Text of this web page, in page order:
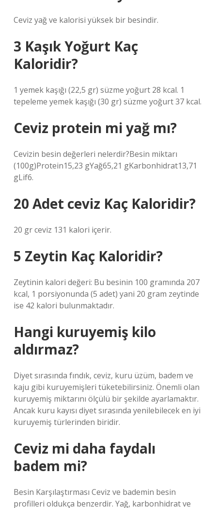
Ceviz yağ ve kalorisi yüksek bir besindir.
3 Kaşık Yoğurt Kaç
Kaloridir?
1 yemek kaşığı (22,5 gr) süzme yoğurt 28 kcal. 1
tepeleme yemek kaşığı (30 gr) süzme yoğurt 37 kcal.
Ceviz protein mi yağ mı?
Cevizin besin değerleri nelerdir?Besin miktarı
(100g)Protein15,23 gYağ65,21 gKarbonhidrat13,71
gLif6.
20 Adet ceviz Kaç Kaloridir?
20 gr ceviz 131 kalori içerir.
5 Zeytin Kaç Kaloridir?
Zeytinin kalori değeri: Bu besinin 100 gramında 207
kcal, 1 porsiyonunda (5 adet) yani 20 gram zeytinde
ise 42 kalori bulunmaktadır.
Hangi kuruyemiş kilo
aldırmaz?
Diyet sırasında fındık, ceviz, kuru üzüm, badem ve
kaju gibi kuruyemişleri tüketebilirsiniz. Önemli olan
kuruyemiş miktarını ölçülü bir şekilde ayarlamaktır.
Ancak kuru kayısı diyet sırasında yenilebilecek en iyi
kuruyemiş türlerinden biridir.
Ceviz mi daha faydalı
badem mi?
Besin Karşılaştırması Ceviz ve bademin besin
profilleri oldukça benzerdir. Yağ, karbonhidrat ve